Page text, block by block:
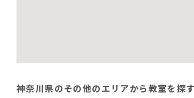
神奈川県のその他のエリアから教室を探す